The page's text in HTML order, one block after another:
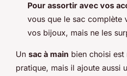
Pour assortir avec vos
vous que le sac complète
vos bijoux, mais ne les
Un sac à main bien choisi est
pratique, mais il ajoute aussi